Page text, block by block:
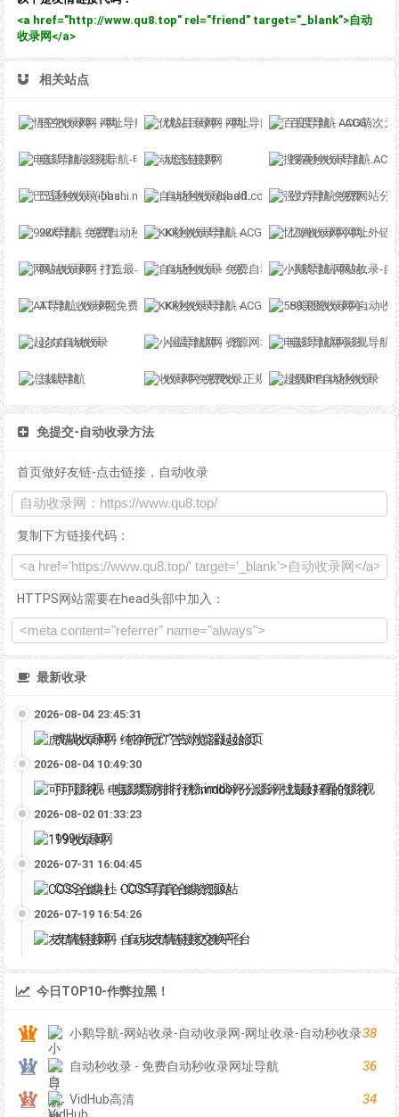
<a href="http://www.qu8.top" rel="friend" target="_blank">自动
收录网</a>
相关站点
悟空收录网 - 网址导航大全 | 网站免费收录 | 软文外链发布平台 优站目录网 - 网址导航分类网站目录 - 自助网址提交自动收录 百度导航 - ACG萌次元丨ACG导航网丨二次元导航丨资源网导航丨福利网址导航 - BaiDu导航
电影导航-影视导航-电影站收录-自动收录网-网站收录 动态链接网 搜索秒收录导航 - ACG萌次元丨ACG导航网丨二次元导航丨资源网导航丨福利网址导航 - SS秒收录导航网
巴适秒收录-(ibashi.net) - 巴适导航分类网站目录 - 自助网址提交自动收录 自动秒收录(badfl.com) - 全自动秒收录网 强力导航-免费网站分类导航，提交收录，秒收录
92K导航 - 免费自动秒收录网址导航 KK秒收录导航 - ACG萌次元丨ACG导航网丨二次元导航丨资源网导航丨福利网址导航 - KK秒收录导航网 忆海收录网-网址外链_自动收录网站_自助友情链接平台_网站广告_软文发布_站长交易_站长资源
网站收录网 - 打造最与众不同的站点收录网 自动秒收录 - 免费自动秒收录网址导航 小鹅导航-网站收录-自动收录网-网址收录-自动秒收录
AT导航_收录网_免费收录网站_自动收录网_秒收录 KK秒收录导航 - ACG萌次元丨ACG导航网丨二次元导航丨资源网导航丨福利网址导航 - KK秒收录导航网 58美图收录网-自动收录网站-流量交换-自动链
起尔自动收录 小温导航网 - 资源网址导航，汇集各大资源网，全网优质教程技术网，搜集资源就从这里开始 电影导航网-影视导航-电影搜索-影视搜索-电影站收录
总裁导航 收录网-免费收录正规网站-免费发布软文 超级IP自动秒收录
免提交-自动收录方法
首页做好友链-点击链接，自动收录
复制下方链接代码：
HTTPS网站需要在head头部中加入：
最新收录
2026-08-04 23:45:31
虎喵收录网 - 纯净无广告浏览器起始页
2026-08-04 10:49:30
可可影视 - 电影票房排行榜,imdb评分,影评,找最好看的影视
2026-08-02 01:33:23
199收录网
2026-07-31 16:04:45
COS合集社 - COS写真合集资源站
2026-07-19 16:54:26
友情链接网 - 自动友情链接交换平台
今日TOP10-作弊拉黑！
小鹅导航-网站收录-自动收录网-网址收录-自动秒收录38
自动秒收录 - 免费自动秒收录网址导航 36
VidHub高清 34